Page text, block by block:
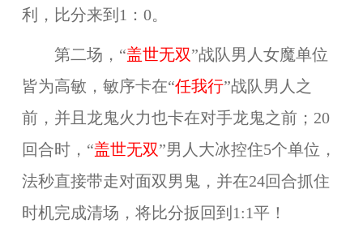
利，比分来到1：0。
第二场，“盖世无双”战队男人女魔单位
皆为高敏，敏序卡在“任我行”战队男人之
前，并且龙鬼火力也卡在对手龙鬼之前；20
回合时，“盖世无双”男人大冰控住5个单位，
法秒直接带走对面双男鬼，并在24回合抓住
时机完成清场，将比分扳回到1:1平！